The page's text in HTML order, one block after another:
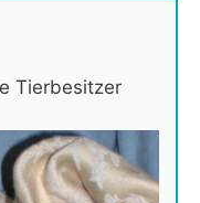
Tierbesitzer